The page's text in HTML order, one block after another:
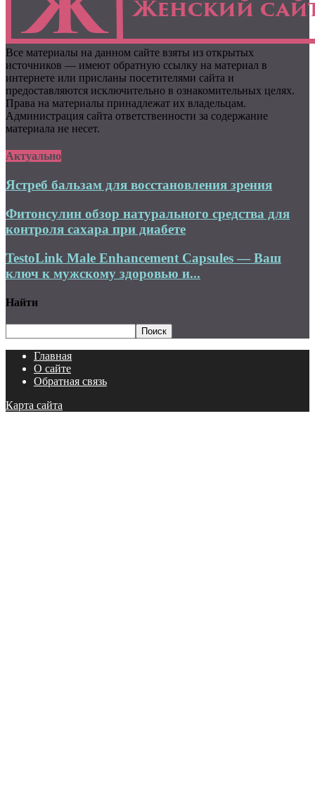
Все материалы на данном сайте взяты из открытых
источников — имеют обратную ссылку на материал в
интернете или присланы посетителями сайта и
предоставляются исключительно в ознакомительных целях.
Права на материалы принадлежат их владельцам.
Администрация сайта ответственности за содержание
материала не несет.
Актуально
Ястреб бальзам для восстановления зрения
Фитонсулин обзор натурального средства для
контроля сахара при диабете
TestoLink Male Enhancement Capsules — Ваш
ключ к мужскому здоровью и...
Найти
Главная
О сайте
Обратная связь
Карта сайта